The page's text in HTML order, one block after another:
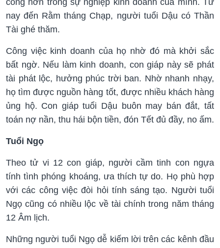
nay đến Rằm tháng Chạp, người tuổi Dậu có Thần
Tài ghé thăm.
Công việc kinh doanh của họ nhờ đó mà khởi sắc
bất ngờ. Nếu làm kinh doanh, con giáp này sẽ phát
tài phát lộc, hưởng phúc trời ban. Nhờ nhanh nhạy,
họ tìm được nguồn hàng tốt, được nhiều khách hàng
ủng hộ. Con giáp tuổi Dậu buôn may bán đắt, tất
toán nợ nần, thu hái bộn tiền, đón Tết đủ đầy, no ấm.
Tuổi Ngọ
Theo tử vi 12 con giáp, người cầm tinh con ngựa
tính tình phóng khoáng, ưa thích tự do. Họ phù hợp
với các công việc đòi hỏi tính sáng tạo. Người tuổi
Ngọ cũng có nhiều lộc về tài chính trong năm tháng
12 Âm lịch.
Những người tuổi Ngọ dễ kiếm lời trên các kênh đầu